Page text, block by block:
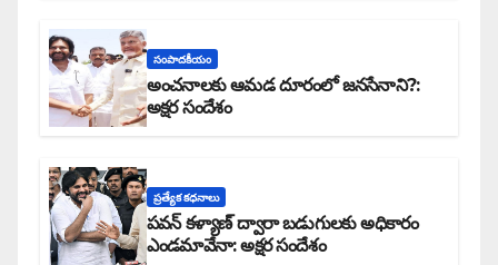
సంపాదకీయం
అంచనాలకు ఆమడ దూరంలో జనసేనాని?:
అక్షర సందేశం
ప్రత్యేక కధనాలు
పవన్ కళ్యాణ్ ద్వారా బడుగులకు అధికారం
ఎండమావేనా: అక్షర సందేశం